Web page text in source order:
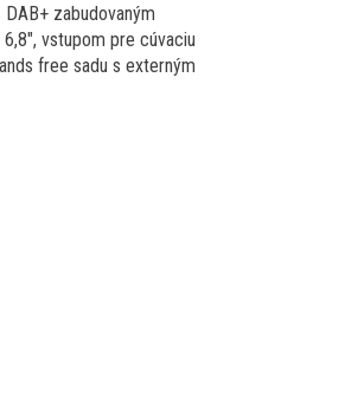
zabudovaným
vstupom pre cúvaciu
free sadu s externým